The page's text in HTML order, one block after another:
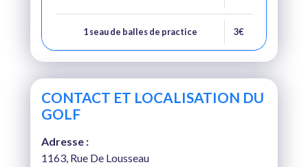
1 seau de balles de practice 3€
CONTACT ET LOCALISATION DU
GOLF
Adresse :
1163, Rue De Lousseau